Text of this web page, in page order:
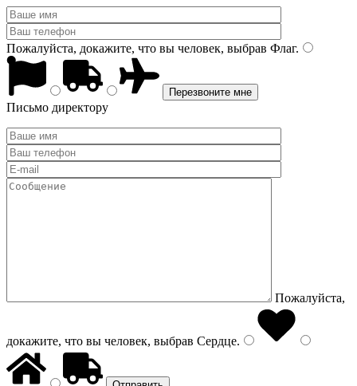
Пожалуйста, докажите, что вы человек, выбрав Флаг.
Письмо директору
Пожалуйста,
докажите, что вы человек, выбрав Сердце.